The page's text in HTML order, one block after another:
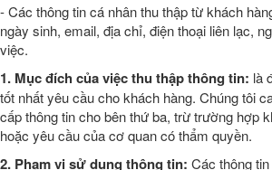
- Các thông tin cá nhân thu thập từ khách
ngày sinh, email, địa chỉ, điện thoại liên lạc,
việc.
1. Mục đích của việc thu thập thông tin: là
tốt nhất yêu cầu cho khách hàng. Chúng tôi
cấp thông tin cho bên thứ ba, trừ trường hợp
hoặc yêu cầu của cơ quan có thẩm quyền.
2. Phạm vi sử dụng thông tin: Các thông